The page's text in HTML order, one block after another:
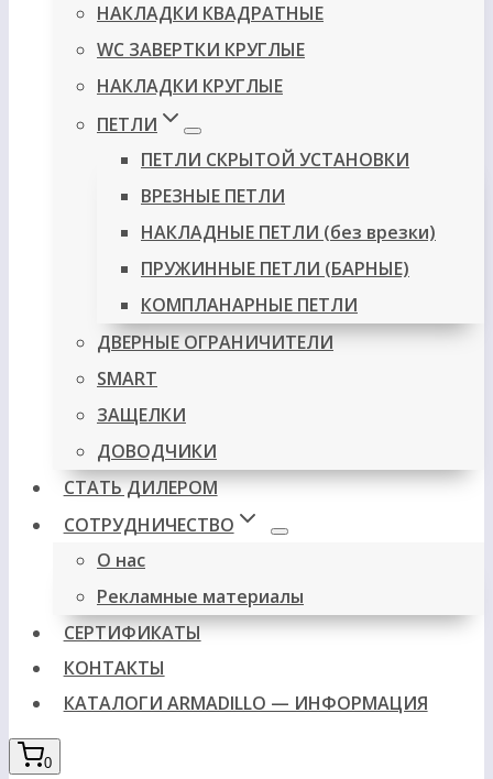
НАКЛАДКИ КВАДРАТНЫЕ
WC ЗАВЕРТКИ КРУГЛЫЕ
НАКЛАДКИ КРУГЛЫЕ
ПЕТЛИ
ПЕТЛИ СКРЫТОЙ УСТАНОВКИ
ВРЕЗНЫЕ ПЕТЛИ
НАКЛАДНЫЕ ПЕТЛИ (без врезки)
ПРУЖИННЫЕ ПЕТЛИ (БАРНЫЕ)
КОМПЛАНАРНЫЕ ПЕТЛИ
ДВЕРНЫЕ ОГРАНИЧИТЕЛИ
SMART
ЗАЩЕЛКИ
ДОВОДЧИКИ
СТАТЬ ДИЛЕРОМ
СОТРУДНИЧЕСТВО
О нас
Рекламные материалы
СЕРТИФИКАТЫ
КОНТАКТЫ
КАТАЛОГИ ARMADILLO — ИНФОРМАЦИЯ
0